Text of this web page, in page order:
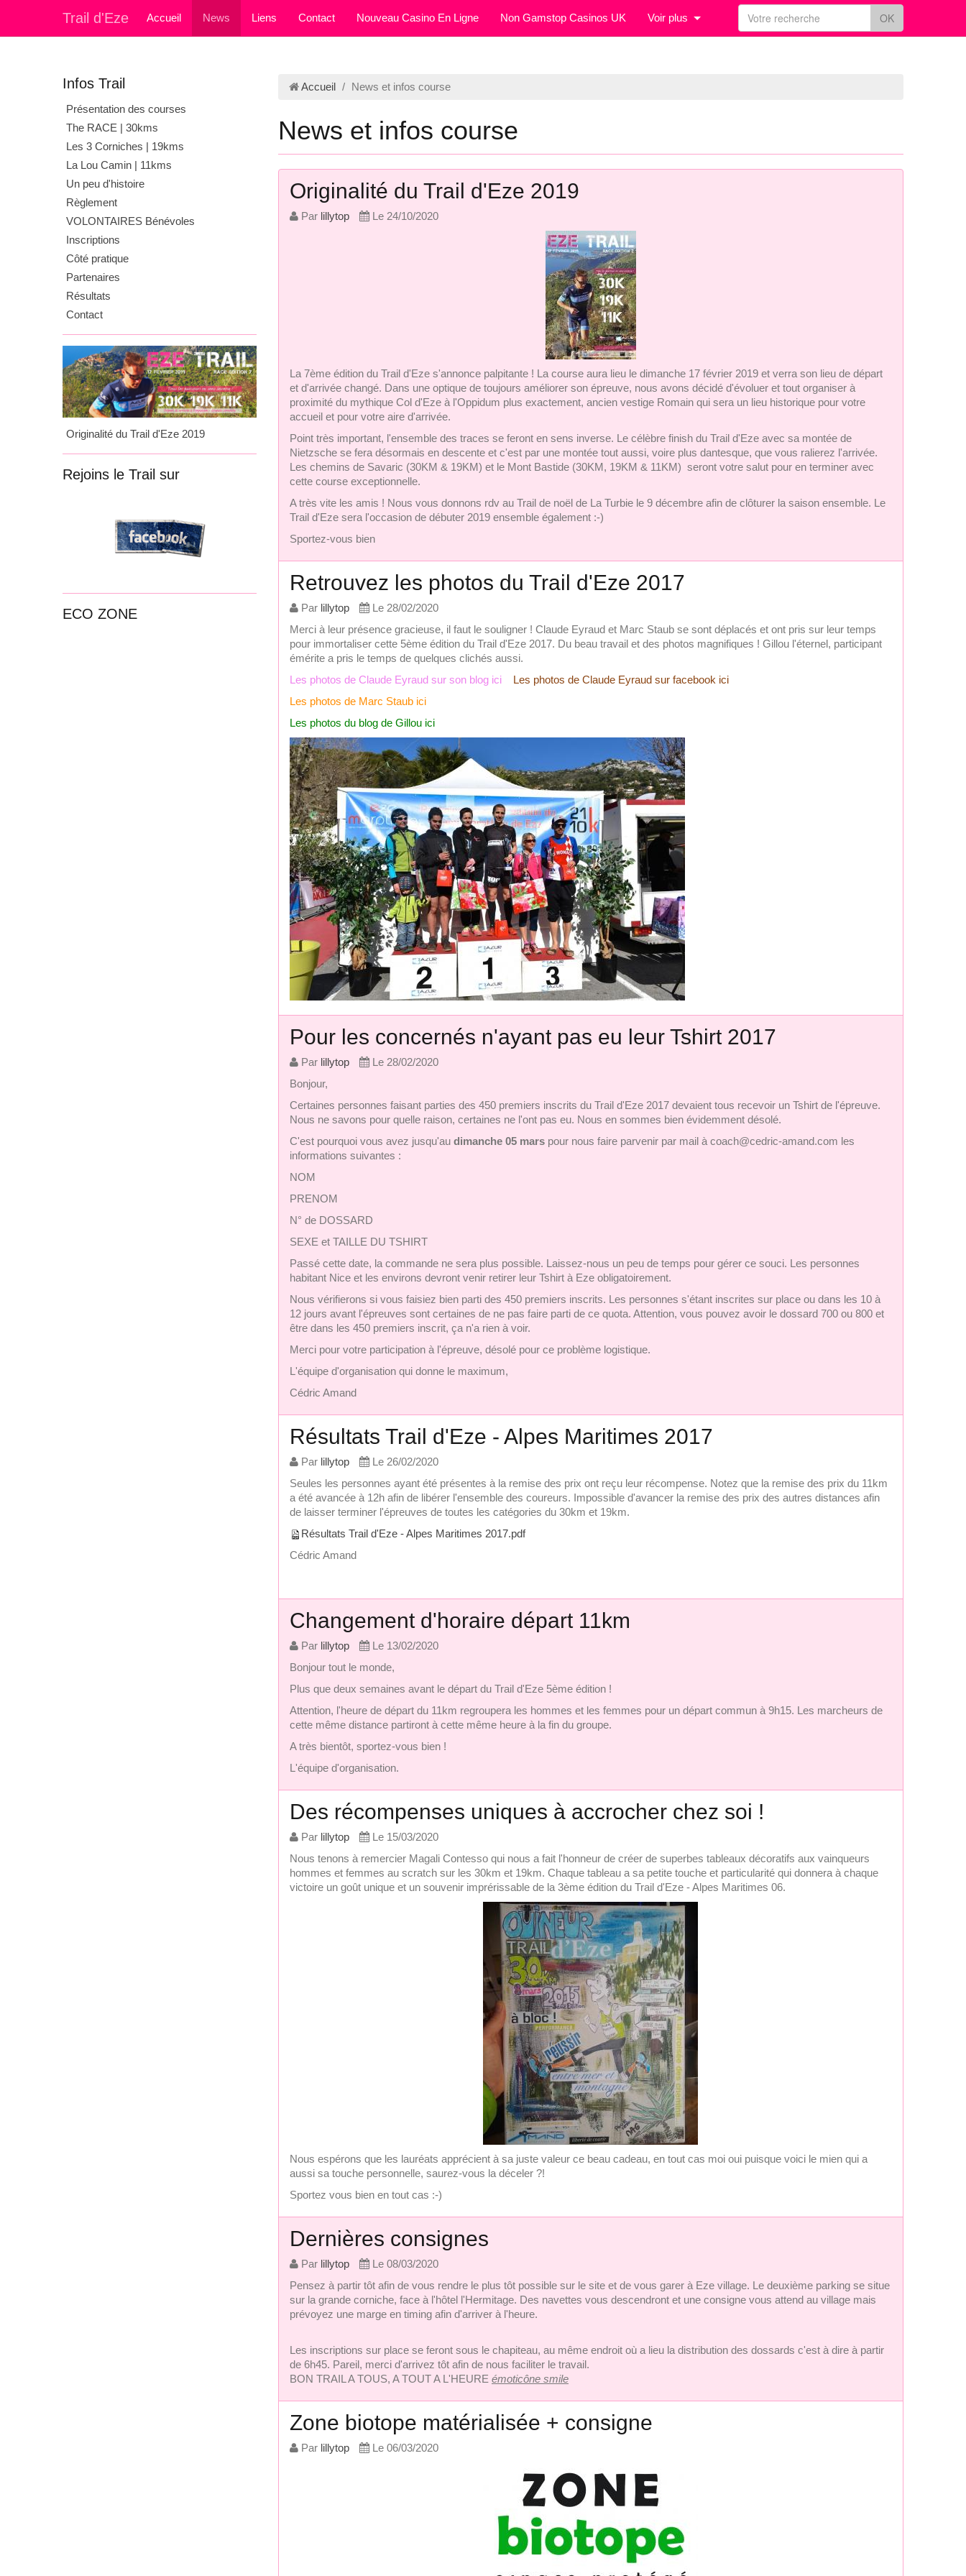
Trail d'Eze Accueil News Liens Contact Nouveau Casino En Ligne Non Gamstop Casinos UK Voir plus OK
Infos Trail
Présentation des courses
The RACE | 30kms
Les 3 Corniches | 19kms
La Lou Camin | 11kms
Un peu d'histoire
Règlement
VOLONTAIRES Bénévoles
Inscriptions
Côté pratique
Partenaires
Résultats
Contact
Originalité du Trail d'Eze 2019
Rejoins le Trail sur
ECO ZONE
Accueil / News et infos course
News et infos course
Originalité du Trail d'Eze 2019
Par lillytop Le 24/10/2020
La 7ème édition du Trail d'Eze s'annonce palpitante ! La course aura lieu le dimanche 17 février 2019 et verra son lieu de départ
et d'arrivée changé. Dans une optique de toujours améliorer son épreuve, nous avons décidé d'évoluer et tout organiser à
proximité du mythique Col d'Eze à l'Oppidum plus exactement, ancien vestige Romain qui sera un lieu historique pour votre
accueil et pour votre aire d'arrivée.
Point très important, l'ensemble des traces se feront en sens inverse. Le célèbre finish du Trail d'Eze avec sa montée de
Nietzsche se fera désormais en descente et c'est par une montée tout aussi, voire plus dantesque, que vous ralierez l'arrivée.
Les chemins de Savaric (30KM & 19KM) et le Mont Bastide (30KM, 19KM & 11KM) seront votre salut pour en terminer avec
cette course exceptionnelle.
A très vite les amis ! Nous vous donnons rdv au Trail de noël de La Turbie le 9 décembre afin de clôturer la saison ensemble. Le
Trail d'Eze sera l'occasion de débuter 2019 ensemble également :-)
Sportez-vous bien
Retrouvez les photos du Trail d'Eze 2017
Par lillytop
Le 28/02/2020
Merci à leur présence gracieuse, il faut le souligner ! Claude Eyraud et Marc Staub se sont déplacés et ont pris sur leur temps
pour immortaliser cette 5ème édition du Trail d'Eze 2017. Du beau travail et des photos magnifiques ! Gillou l'éternel, participant
émérite a pris le temps de quelques clichés aussi.
Les photos de Claude Eyraud sur son blog ici
Les photos de Claude Eyraud sur facebook ici
Les photos de Marc Staub ici
Les photos du blog de Gillou ici
Pour les concernés n'ayant pas eu leur Tshirt 2017
Par lillytop
Le 28/02/2020
Bonjour,
Certaines personnes faisant parties des 450 premiers inscrits du Trail d'Eze 2017 devaient tous recevoir un Tshirt de l'épreuve.
Nous ne savons pour quelle raison, certaines ne l'ont pas eu. Nous en sommes bien évidemment désolé.
C'est pourquoi vous avez jusqu'au dimanche 05 mars pour nous faire parvenir par mail à coach@cedric-amand.com les
informations suivantes :
NOM
PRENOM
N° de DOSSARD
SEXE et TAILLE DU TSHIRT
Passé cette date, la commande ne sera plus possible. Laissez-nous un peu de temps pour gérer ce souci. Les personnes
habitant Nice et les environs devront venir retirer leur Tshirt à Eze obligatoirement.
Nous vérifierons si vous faisiez bien parti des 450 premiers inscrits. Les personnes s'étant inscrites sur place ou dans les 10 à
12 jours avant l'épreuves sont certaines de ne pas faire parti de ce quota. Attention, vous pouvez avoir le dossard 700 ou 800 et
être dans les 450 premiers inscrit, ça n'a rien à voir.
Merci pour votre participation à l'épreuve, désolé pour ce problème logistique.
L'équipe d'organisation qui donne le maximum,
Cédric Amand
Résultats Trail d'Eze - Alpes Maritimes 2017
Par lillytop
Le 26/02/2020
Seules les personnes ayant été présentes à la remise des prix ont reçu leur récompense. Notez que la remise des prix du 11km
a été avancée à 12h afin de libérer l'ensemble des coureurs. Impossible d'avancer la remise des prix des autres distances afin
de laisser terminer l'épreuves de toutes les catégories du 30km et 19km.
Résultats Trail d'Eze - Alpes Maritimes 2017.pdf
Cédric Amand
Changement d'horaire départ 11km
Par lillytop
Le 13/02/2020
Bonjour tout le monde,
Plus que deux semaines avant le départ du Trail d'Eze 5ème édition !
Attention, l'heure de départ du 11km regroupera les hommes et les femmes pour un départ commun à 9h15. Les marcheurs de
cette même distance partiront à cette même heure à la fin du groupe.
A très bientôt, sportez-vous bien !
L'équipe d'organisation.
Des récompenses uniques à accrocher chez soi !
Par lillytop
Le 15/03/2020
Nous tenons à remercier Magali Contesso qui nous a fait l'honneur de créer de superbes tableaux décoratifs aux vainqueurs
hommes et femmes au scratch sur les 30km et 19km. Chaque tableau a sa petite touche et particularité qui donnera à chaque
victoire un goût unique et un souvenir imprérissable de la 3ème édition du Trail d'Eze - Alpes Maritimes 06.
Nous espérons que les lauréats apprécient à sa juste valeur ce beau cadeau, en tout cas moi oui puisque voici le mien qui a
aussi sa touche personnelle, saurez-vous la déceler ?!
Sportez vous bien en tout cas :-)
Dernières consignes
Par lillytop
Le 08/03/2020
Pensez à partir tôt afin de vous rendre le plus tôt possible sur le site et de vous garer à Eze village. Le deuxième parking se situe
sur la grande corniche, face à l'hôtel l'Hermitage. Des navettes vous descendront et une consigne vous attend au village mais
prévoyez une marge en timing afin d'arriver à l'heure.
Les inscriptions sur place se feront sous le chapiteau, au même endroit où a lieu la distribution des dossards c'est à dire à partir
de 6h45. Pareil, merci d'arrivez tôt afin de nous faciliter le travail.
BON TRAIL A TOUS, A TOUT A L'HEURE émoticône smile
Zone biotope matérialisée + consigne
Par lillytop Le 06/03/2020